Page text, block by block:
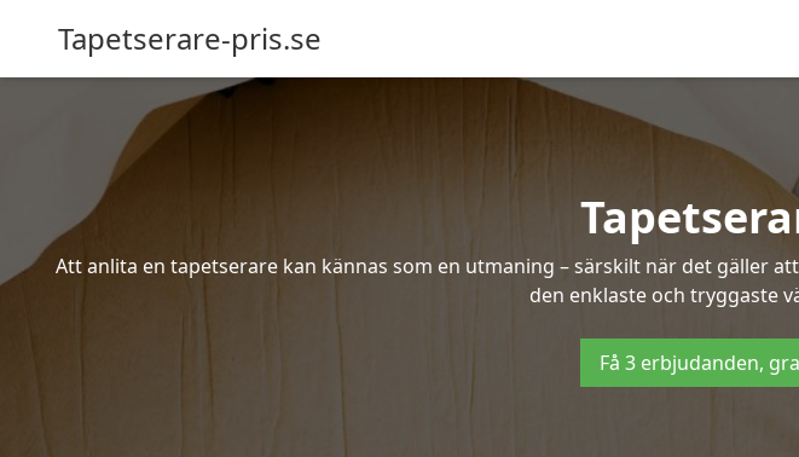
Tapetserare-pris.se
Att anlita en tapetserare kan kännas som en utmaning – särskilt när det gäller
den enklaste och tryggaste
Få 3 erbjudanden,